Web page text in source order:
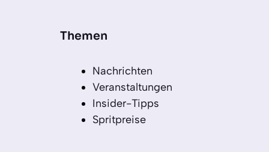
Themen
Nachrichten
Veranstaltungen
Insider-Tipps
Spritpreise